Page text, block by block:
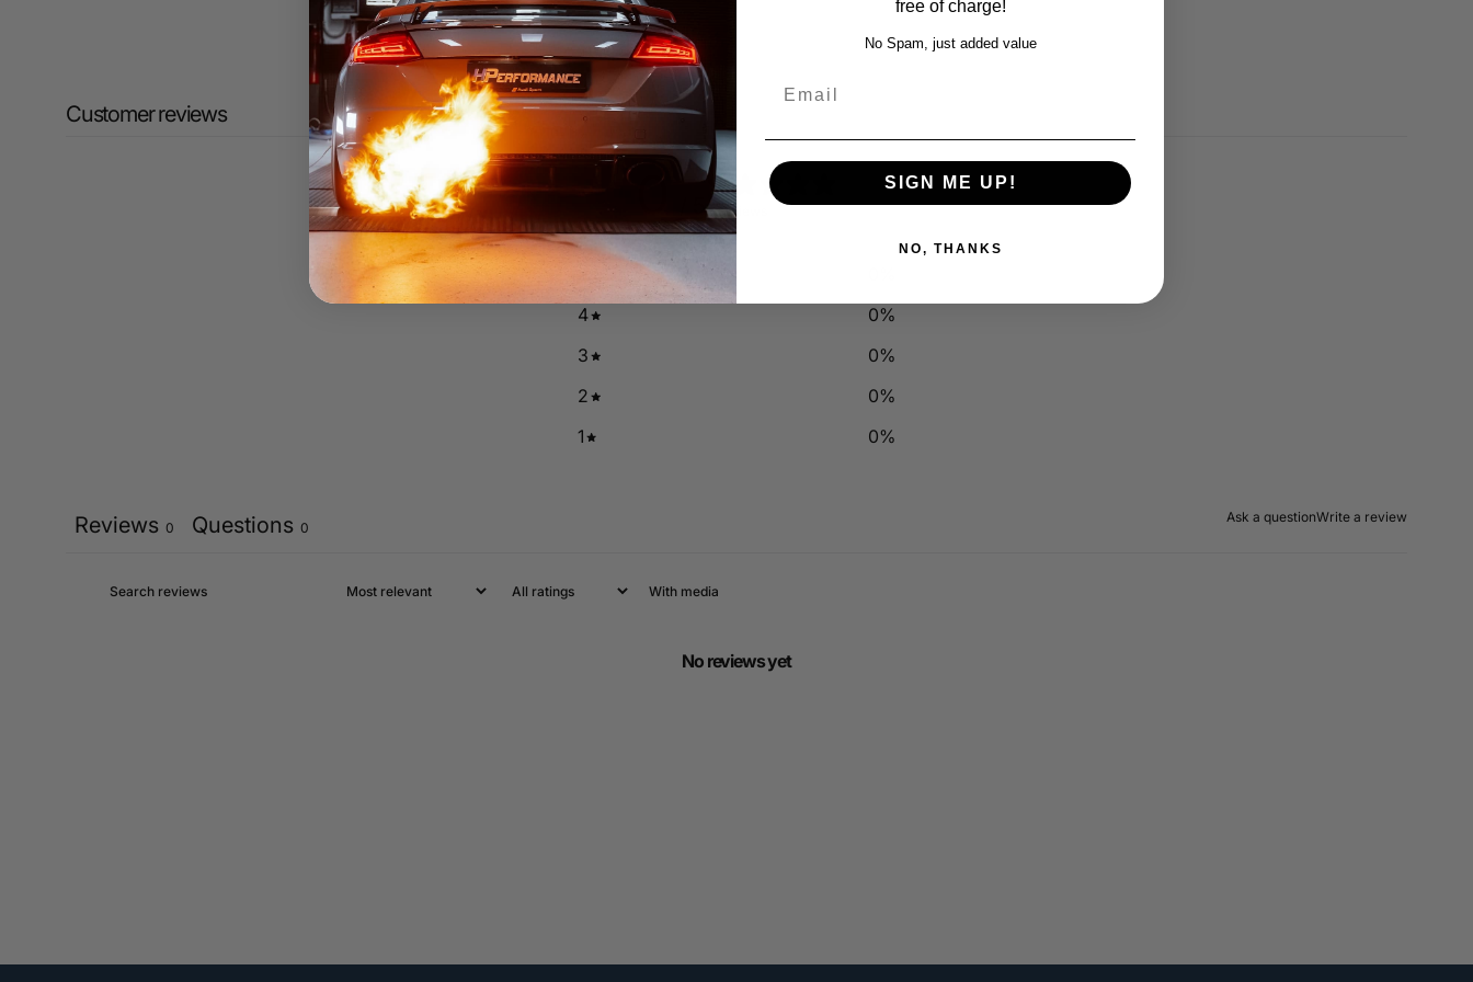
Customer reviews
0 0 reviews
5
4
0%
3
0%
2
0%
1
0%
Ask a questionWrite a review
Reviews 0 Questions 0
With media
No reviews yet
free of charge!
No Spam, just added value
SIGN ME UP!
NO, THANKS